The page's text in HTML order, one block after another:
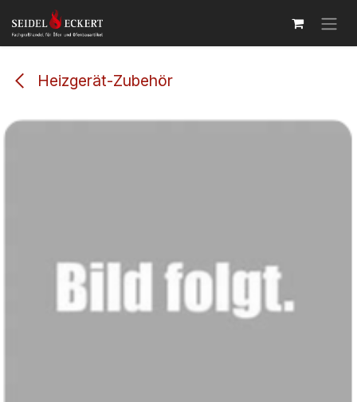
Zum Inhalt springen
Heizgerät-Zubehör